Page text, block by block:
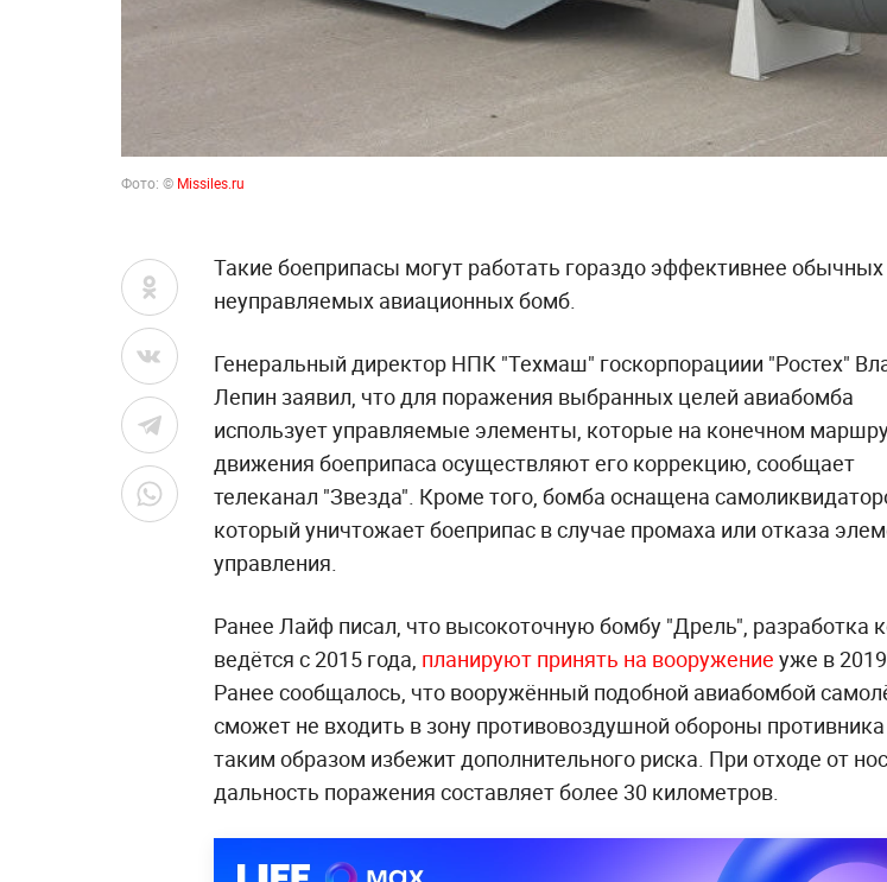
Фото: © Missiles.ru
Такие боеприпасы могут работать гораздо эффективнее обычных
неуправляемых авиационных бомб.
Генеральный директор НПК "Техмаш" госкорпорациии "Ростех"
Лепин заявил, что для поражения выбранных целей авиабомба
использует управляемые элементы, которые на конечном
движения боеприпаса осуществляют его коррекцию, сообщает
телеканал "Звезда". Кроме того, бомба оснащена
который уничтожает боеприпас в случае промаха или отказа
управления.
Ранее Лайф писал, что высокоточную бомбу "Дрель", разработка
ведётся с 2015 года, планируют принять на вооружение уже в
Ранее сообщалось, что вооружённый подобной авиабомбой
сможет не входить в зону противовоздушной обороны
таким образом избежит дополнительного риска. При отходе от
дальность поражения составляет более 30 километров.